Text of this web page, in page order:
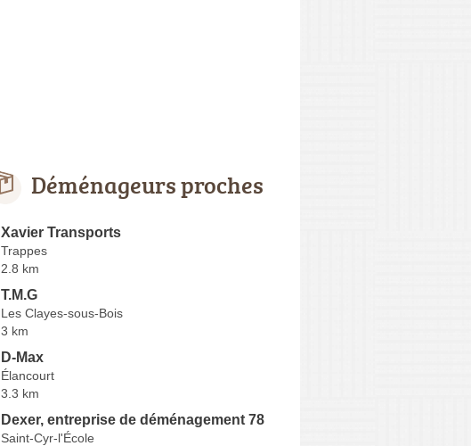
Déménageurs proches
Xavier Transports
Trappes
2.8 km
T.M.G
Les Clayes-sous-Bois
3 km
D-Max
Élancourt
3.3 km
Dexer, entreprise de déménagement 78
Saint-Cyr-l'École